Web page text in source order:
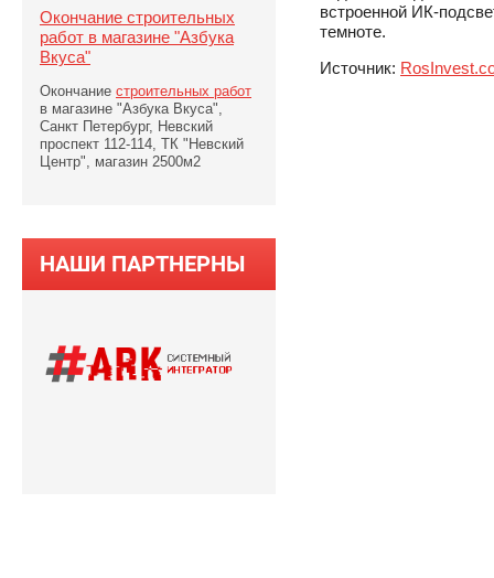
Окончание строительных
работ в магазине "Азбука
Вкуса"
Окончание строительных работ
в магазине "Азбука Вкуса",
Санкт Петербург, Невский
проспект 112-114, ТК "Невский
Центр", магазин 2500м2
НАШИ ПАРТНЕРНЫ
встроенной ИК-
темноте.
Источник: